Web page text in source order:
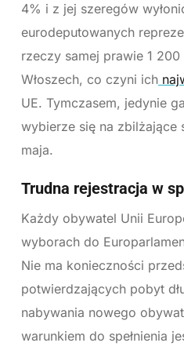
4% i z jej szeregów
eurodeputowanych
rzeczy samej prawie 1
Włoszech, co czyni ich
UE. Tymczasem, jedynie
wybierze się na zbilżające
maja.
Trudna rejestracja w
Każdy obywatel Unii
wyborach do
Nie ma konieczności
potwierdzających pobyt
nabywania nowego
warunkiem do spełnienia